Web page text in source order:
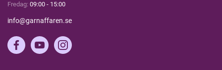
Fredag: 09:00 - 15:00
info@garnaffaren.se